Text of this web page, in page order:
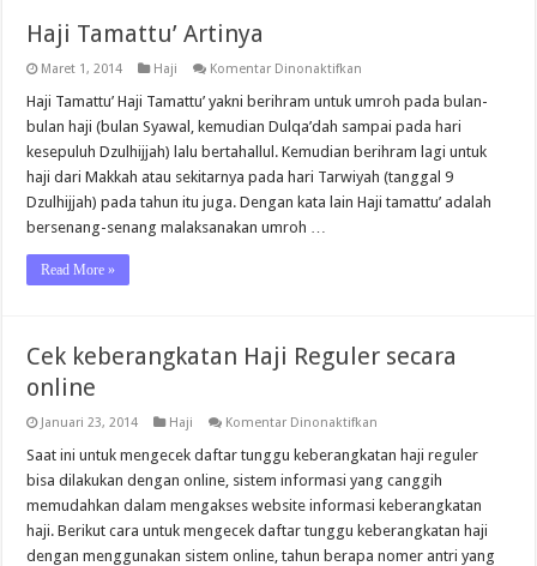
Haji Tamattu’ Artinya
Maret 1, 2014 Haji Komentar Dinonaktifkan
Tamattu’
Artinya
Haji Tamattu’ Haji Tamattu’ yakni berihram untuk umroh pada bulan-
bulan haji (bulan Syawal, kemudian Dulqa’dah sampai pada hari
kesepuluh Dzulhijjah) lalu bertahallul. Kemudian berihram lagi untuk
haji dari Makkah atau sekitarnya pada hari Tarwiyah (tanggal 9
Dzulhijjah) pada tahun itu juga. Dengan kata lain Haji tamattu’ adalah
bersenang-senang malaksanakan umroh …
Read More »
Cek keberangkatan Haji Reguler secara
online
Januari 23, 2014 Haji Komentar Dinonaktifkan
keberangkatan
Reguler
secara
online
Saat ini untuk mengecek daftar tunggu keberangkatan haji reguler
bisa dilakukan dengan online, sistem informasi yang canggih
memudahkan dalam mengakses website informasi keberangkatan
haji. Berikut cara untuk mengecek daftar tunggu keberangkatan haji
dengan menggunakan sistem online, tahun berapa nomer antri yang